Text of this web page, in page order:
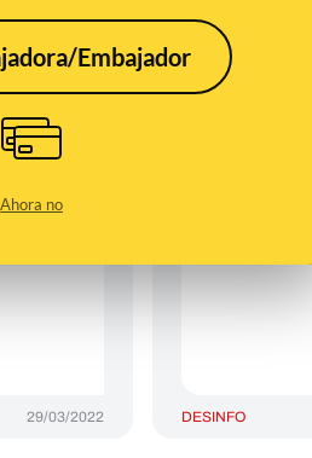
Embajador
Ahora no
29/03/2022
No, este
advierte
tenemos
1,64 €
es de
DESINFO